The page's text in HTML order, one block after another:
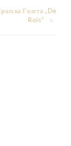
Галета „De
Rois”